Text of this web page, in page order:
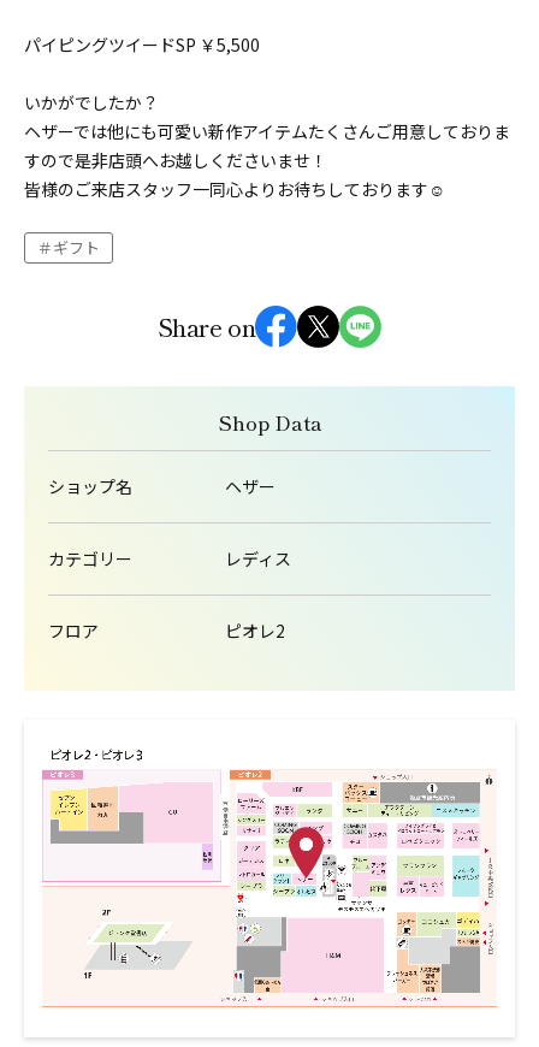
パイピングツイードSP ￥5,500
いかがでしたか？
ヘザーでは他にも可愛い新作アイテムたくさんご用意しておりま
すので是非店頭へお越しくださいませ！
皆様のご来店スタッフ一同心よりお待ちしております☺️
ギフト
Share on
Shop Data
ショップ名 ヘザー
カテゴリー レディス
フロア ピオレ2